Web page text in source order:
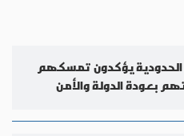
الحدودية يؤكدون تمسكهم
بعودة الدولة والأمن